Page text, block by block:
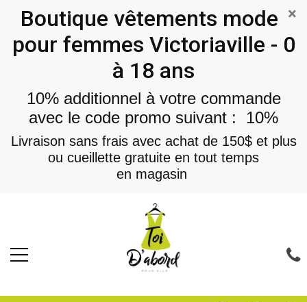
×
Boutique vêtements mode
pour femmes Victoriaville - 0
à 18 ans
10% additionnel à votre commande
avec le code promo suivant : 10%
Livraison sans frais avec achat de 150$ et plus
ou cueillette gratuite en tout temps
en magasin